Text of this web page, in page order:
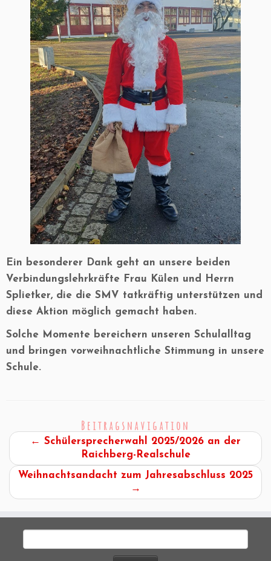
Ein besonderer Dank geht an unsere beiden
Verbindungslehrkräfte Frau Külen und
Herrn
Splietker, die die SMV tatkräftig unterstützen und
diese Aktion möglich gemacht haben.
Solche Momente bereichern unseren Schulalltag
und bringen vorweihnachtliche Stimmung in unsere
Schule.
Beitragsnavigation
← Schülersprecherwahl 2025/2026 an der
Raichberg-Realschule
Weihnachtsandacht zum Jahresabschluss 2025
→